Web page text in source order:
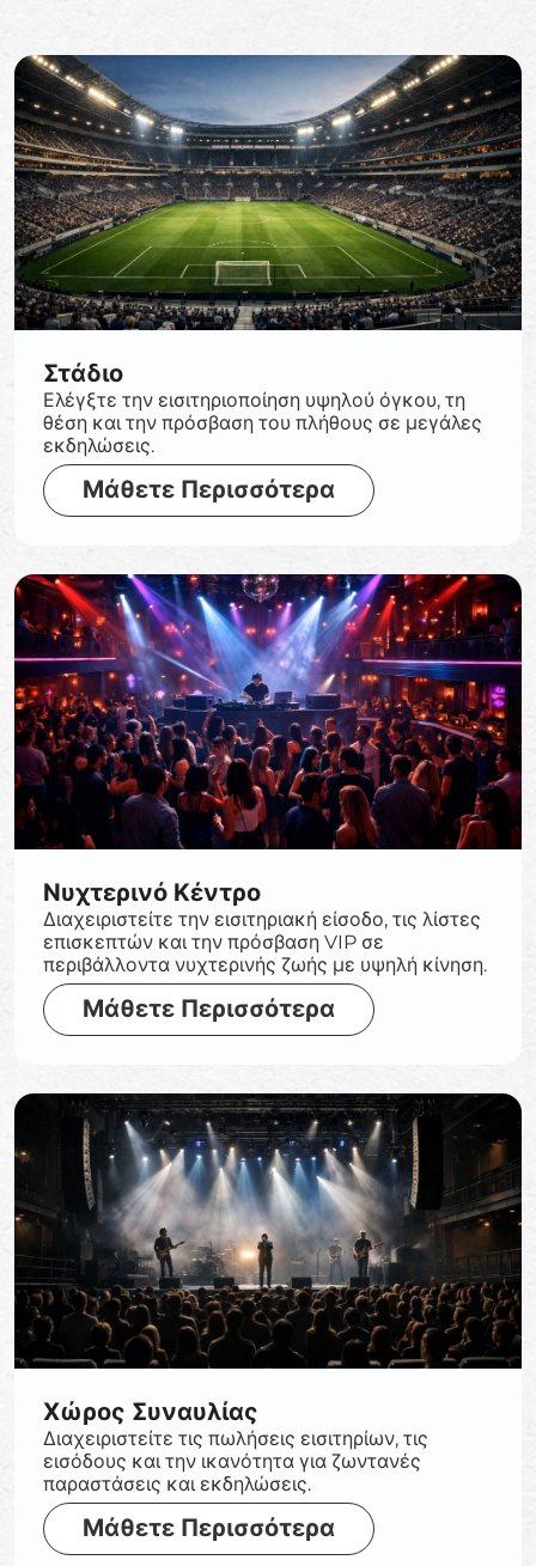
Στάδιο
Ελέγξτε την εισιτηριοποίηση υψηλού όγκου, τη
θέση και την πρόσβαση του πλήθους σε μεγάλες
εκδηλώσεις.
Μάθετε Περισσότερα
Νυχτερινό Κέντρο
Διαχειριστείτε την εισιτηριακή είσοδο, τις λίστες
επισκεπτών και την πρόσβαση VIP σε
περιβάλλοντα νυχτερινής ζωής με υψηλή κίνηση.
Μάθετε Περισσότερα
Χώρος Συναυλίας
Διαχειριστείτε τις πωλήσεις εισιτηρίων, τις
εισόδους και την ικανότητα για ζωντανές
παραστάσεις και εκδηλώσεις.
Μάθετε Περισσότερα